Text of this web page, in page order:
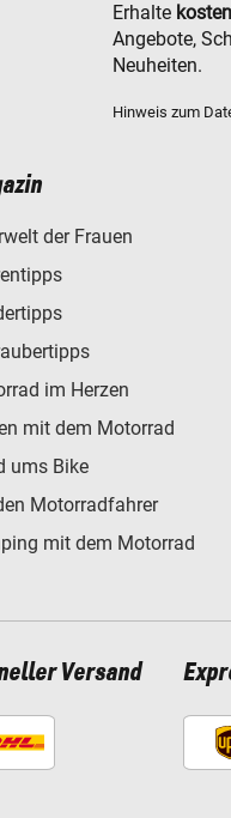
Erhalte
Angebote,
Neuheiten.
Hinweis zum
der Frauen
im Herzen
mit dem Motorrad
ums Bike
Motorradfahrer
mit dem Motorrad
Versand